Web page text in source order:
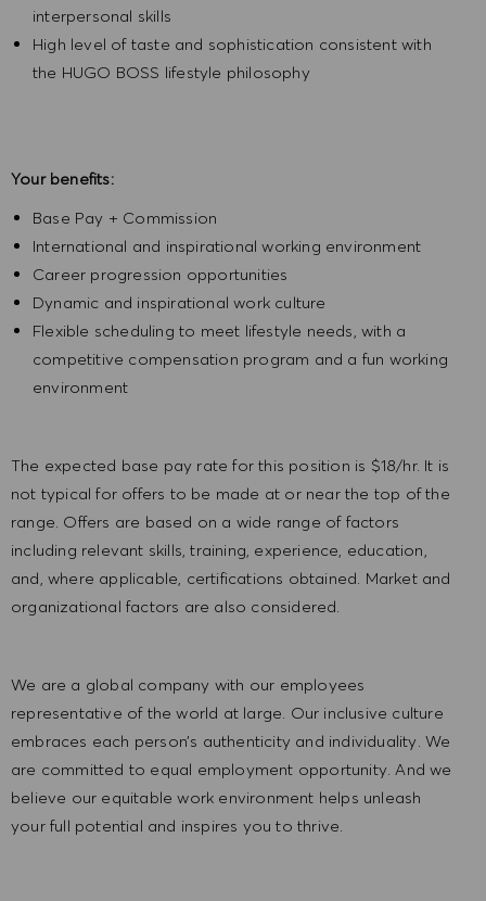
interpersonal skills
High level of taste and sophistication consistent with
the HUGO BOSS lifestyle philosophy
Your benefits:
Base Pay + Commission
International and inspirational working environment
Career progression opportunities
Dynamic and inspirational work culture
Flexible scheduling to meet lifestyle needs, with a
competitive compensation program and a fun working
environment
The expected base pay rate for this position is $18/hr. It is
not typical for offers to be made at or near the top of the
range. Offers are based on a wide range of factors
including relevant skills, training, experience, education,
and, where applicable, certifications obtained. Market and
organizational factors are also considered.
We are a global company with our employees
representative of the world at large. Our inclusive culture
embraces each person’s authenticity and individuality. We
are committed to equal employment opportunity. And we
believe our equitable work environment helps unleash
your full potential and inspires you to thrive.